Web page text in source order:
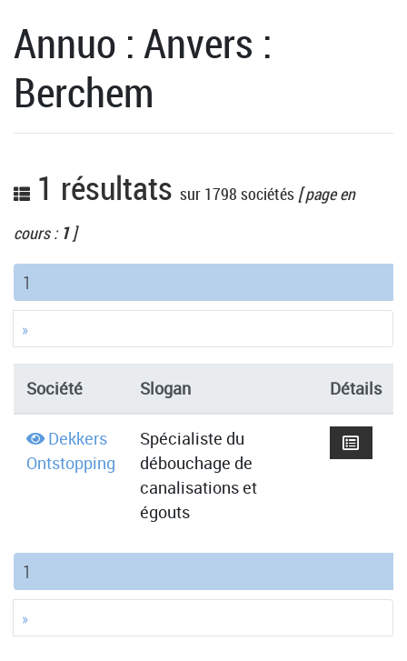
Annuo : Anvers :
Berchem
1 résultats sur 1798 sociétés [ page en
cours : 1]
1
»
Société Slogan Détails
Dekkers
Ontstopping
Spécialiste du
débouchage de
canalisations et
égouts
1
»